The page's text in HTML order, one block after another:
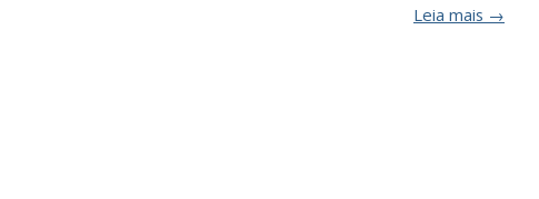
Leia mais →